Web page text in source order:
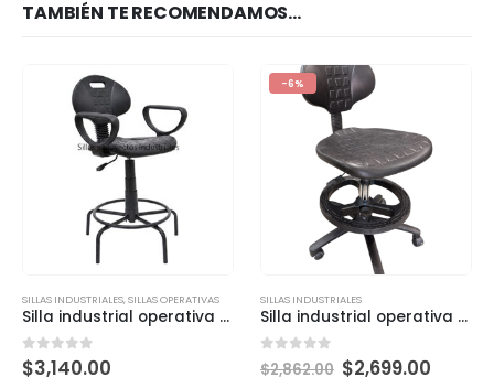
TAMBIÉN TE RECOMENDAMOS…
SILLAS INDUSTRIALES,SILLAS OPERATIVAS
Silla industrial operativa base Araña
0 out of 5
$3,140.00
-6%
SILLAS INDUSTRIALES
Silla industrial operativa trabajos pesados KX301
0 out of 5
$2,862.00 $2,699.00